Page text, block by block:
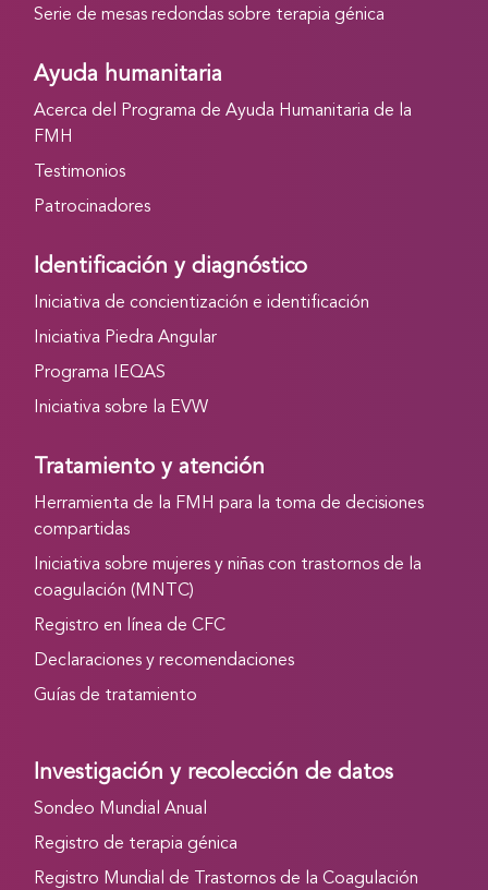
Serie de mesas redondas sobre terapia génica
Ayuda humanitaria
Acerca del Programa de Ayuda Humanitaria de la
FMH
Testimonios
Patrocinadores
Identificación y diagnóstico
Iniciativa de concientización e identificación
Iniciativa Piedra Angular
Programa IEQAS
Iniciativa sobre la EVW
Tratamiento y atención
Herramienta de la FMH para la toma de decisiones
compartidas
Iniciativa sobre mujeres y niñas con trastornos de la
coagulación (MNTC)
Registro en línea de CFC
Declaraciones y recomendaciones
Guías de tratamiento
Investigación y recolección de datos
Sondeo Mundial Anual
Registro de terapia génica
Registro Mundial de Trastornos de la Coagulación